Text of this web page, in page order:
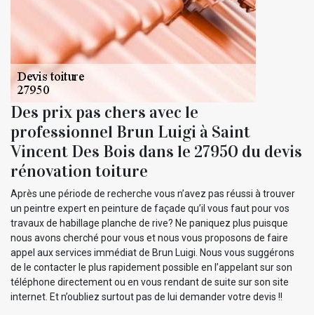
Des prix pas chers avec le
professionnel Brun Luigi à Saint
Vincent Des Bois dans le 27950 du devis
rénovation toiture
Après une période de recherche vous n’avez pas réussi à trouver
un peintre expert en peinture de façade qu’il vous faut pour vos
travaux de habillage planche de rive? Ne paniquez plus puisque
nous avons cherché pour vous et nous vous proposons de faire
appel aux services immédiat de Brun Luigi. Nous vous suggérons
de le contacter le plus rapidement possible en l’appelant sur son
téléphone directement ou en vous rendant de suite sur son site
internet. Et n’oubliez surtout pas de lui demander votre devis !!